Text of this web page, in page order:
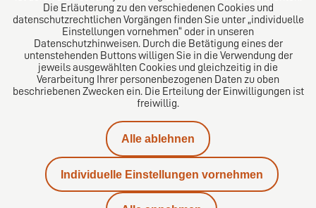
Datenschutz
Die Erläuterung zu den verschiedenen Cookies und
datenschutzrechtlichen Vorgängen finden Sie unter „individuelle
Einstellungen vornehmen“ oder in unseren
Datenschutzhinweisen. Durch die Betätigung eines der
untenstehenden Buttons willigen Sie in die Verwendung der
jeweils ausgewählten Cookies und gleichzeitig in die
Verarbeitung Ihrer personenbezogenen Daten zu oben
beschriebenen Zwecken ein. Die Erteilung der Einwilligungen ist
freiwillig.
Alle ablehnen
Individuelle Einstellungen vornehmen